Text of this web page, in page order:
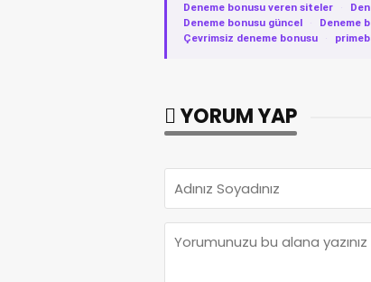
Deneme bonusu veren siteler ·
Deneme bonusu güncel
· Deneme
Çevrimsiz deneme bonusu
·
YORUM YAP